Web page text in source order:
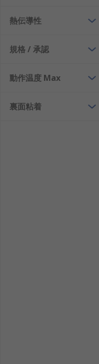
熱伝導性
規格 / 承認
動作温度 Max
裏面粘着